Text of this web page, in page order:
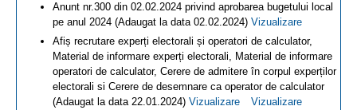
Anunt nr.300 din 02.02.2024 privind aprobarea bugetului local
pe anul 2024 (Adaugat la data 02.02.2024) Vizualizare
Afiș recrutare experți electorali și operatori de calculator,
Material de informare experți electorali, Material de informare
operatori de calculator, Cerere de admitere în corpul experților
electorali si Cerere de desemnare ca operator de calculator
(Adaugat la data 22.01.2024) Vizualizare
Vizualizare